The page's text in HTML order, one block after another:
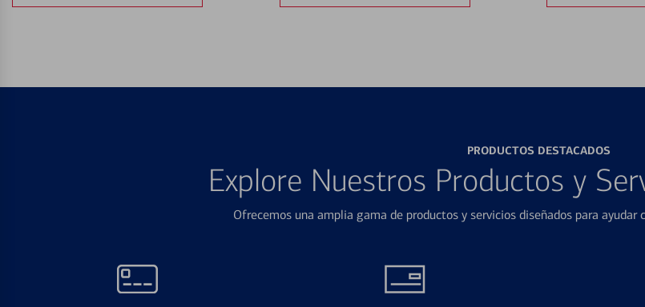
PRODUCTOS DESTACADOS
Explore Nuestros Productos y
Ofrecemos una amplia gama de productos y servicios diseñados para ayudar